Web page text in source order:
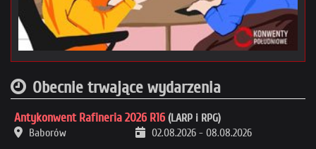
Obecnie trwające wydarzenia
Antykonwent Rafineria 2026 R16 (LARP i RPG)
Baborów
02.08.2026 - 08.08.2026